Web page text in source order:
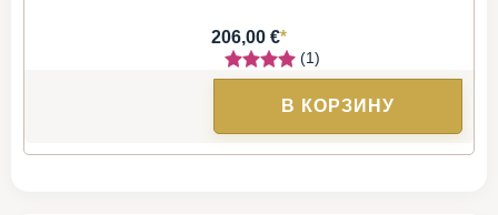
206,00 €*
(1)
В КОРЗИНУ